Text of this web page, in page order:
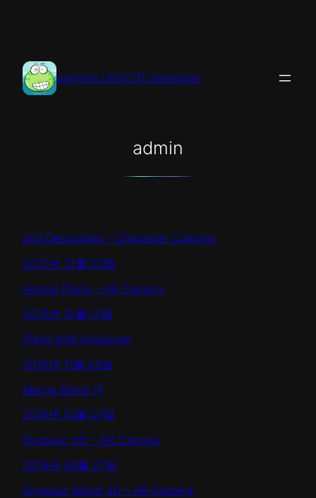
dayYom Unity3D Developer
admin
Doll Decoration – Character Coloring
2021년 12월 03일
Animal Piano – AR Camera
2019년 12월 17일
Piano with Aquarium
2019년 11월 05일
Merge Bomb !!!
2019년 10월 07일
Dinosaur 3D – AR Camera
2019년 08월 27일
Dinosaur World 3D – AR Camera